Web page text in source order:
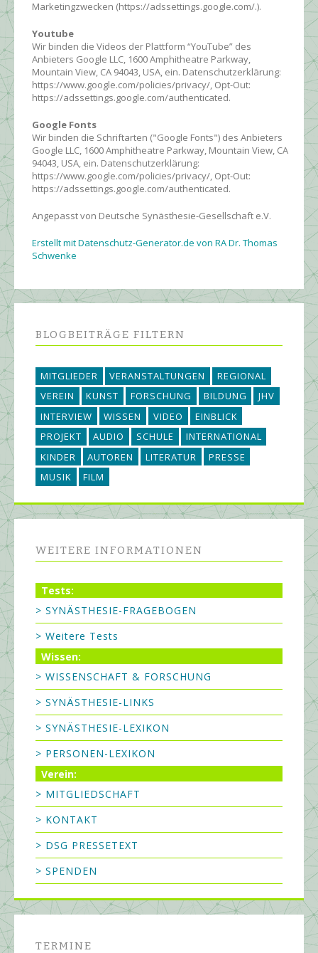
Marketingzwecken (https://adssettings.google.com/.).
Youtube
Wir binden die Videos der Plattform “YouTube” des
Anbieters Google LLC, 1600 Amphitheatre Parkway,
Mountain View, CA 94043, USA, ein. Datenschutzerklärung:
https://www.google.com/policies/privacy/, Opt-Out:
https://adssettings.google.com/authenticated.
Google Fonts
Wir binden die Schriftarten ("Google Fonts") des Anbieters
Google LLC, 1600 Amphitheatre Parkway, Mountain View, CA
94043, USA, ein. Datenschutzerklärung:
https://www.google.com/policies/privacy/, Opt-Out:
https://adssettings.google.com/authenticated.
Angepasst von Deutsche Synästhesie-Gesellschaft e.V.
Erstellt mit Datenschutz-Generator.de von RA Dr. Thomas
Schwenke
BLOGBEITRÄGE FILTERN
MITGLIEDER VERANSTALTUNGEN
REGIONAL
VEREIN
KUNST FORSCHUNG BILDUNG
JHV
INTERVIEW
WISSEN VIDEO
EINBLICK
PROJEKT
AUDIO SCHULE
INTERNATIONAL
KINDER
AUTOREN LITERATUR
PRESSE
MUSIK
FILM
WEITERE INFORMATIONEN
Tests:
> SYNÄSTHESIE-FRAGEBOGEN
> Weitere Tests
Wissen:
> WISSENSCHAFT & FORSCHUNG
> SYNÄSTHESIE-LINKS
> SYNÄSTHESIE-LEXIKON
> PERSONEN-LEXIKON
Verein:
> MITGLIEDSCHAFT
> KONTAKT
> DSG PRESSETEXT
> SPENDEN
TERMINE